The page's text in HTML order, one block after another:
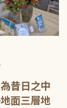
昔日之中
面三層地